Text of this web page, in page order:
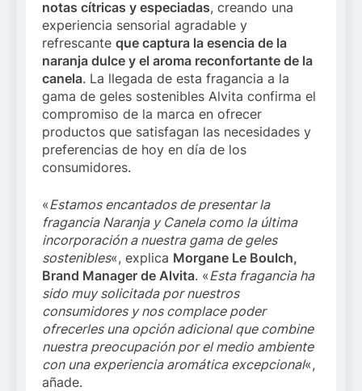
notas cítricas y especiadas, creando una
experiencia sensorial agradable y
refrescante que captura la esencia de la
naranja dulce y el aroma reconfortante de la
canela. La llegada de esta fragancia a la
gama de geles sostenibles Alvita confirma el
compromiso de la marca en ofrecer
productos que satisfagan las necesidades y
preferencias de hoy en día de los
consumidores.
«Estamos encantados de presentar la
fragancia Naranja y Canela como la última
incorporación a nuestra gama de geles
sostenibles«, explica Morgane Le Boulch,
Brand Manager de Alvita. «Esta fragancia ha
sido muy solicitada por nuestros
consumidores y nos complace poder
ofrecerles una opción adicional que combine
nuestra preocupación por el medio ambiente
con una experiencia aromática excepcional«,
añade.